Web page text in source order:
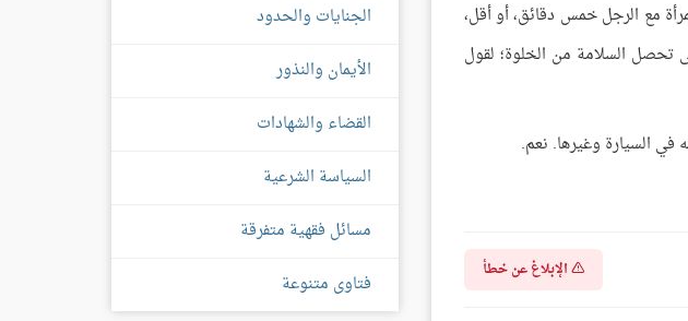
مع الرجل خمس دقائق، أو أقل،
تحصل السلامة من الخلوة؛ لقول
في السيارة وغيرها. نعم.
الإبلاغ عن خطأ
الجنايات والحدود
الأيمان والنذور
القضاء والشهادات
السياسة الشرعية
مسائل فقهية متفرقة
فتاوى متنوعة